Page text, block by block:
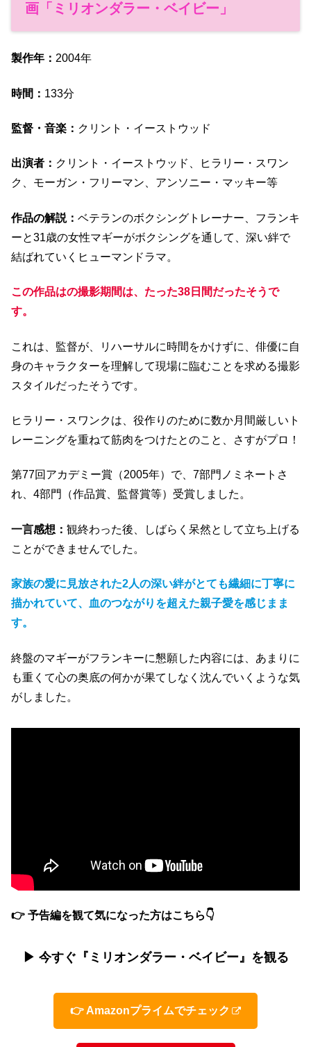
画「ミリオンダラー・ベイビー」
製作年： 2004年
時間： 133分
監督・音楽： クリント・イーストウッド
出演者： クリント・イーストウッド、ヒラリー・スワン
ク、モーガン・フリーマン、アンソニー・マッキー等
作品の解説： ベテランのボクシングトレーナー、フランキ
ーと31歳の女性マギーがボクシングを通して、深い絆で
結ばれていくヒューマンドラマ。
この作品はの撮影期間は、たった38日間だったそうで
す。
これは、監督が、リハーサルに時間をかけずに、俳優に自
身のキャラクターを理解して現場に臨むことを求める撮影
スタイルだったそうです。
ヒラリー・スワンクは、役作りのために数か月間厳しいト
レーニングを重ねて筋肉をつけたとのこと、さすがプロ！
第77回アカデミー賞（2005年）で、7部門ノミネートさ
れ、4部門（作品賞、監督賞等）受賞しました。
一言感想： 観終わった後、しばらく呆然として立ち上げる
ことができませんでした。
家族の愛に見放された2人の深い絆がとても繊細に丁寧に
描かれていて、血のつながりを超えた親子愛を感じまま
す。
終盤のマギーがフランキーに懇願した内容には、あまりに
も重くて心の奥底の何かが果てしなく沈んでいくような気
がしました。
👉 予告編を観て気になった方はこちら👇
▶ 今すぐ『ミリオンダラー・ベイビー』を観る
👉 Amazonプライムでチェック